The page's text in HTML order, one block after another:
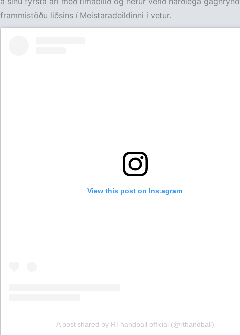
frammistöðu liðsins í Meistaradeildinni í vetur.
View this post on Instagram
A post shared by RThandball official (@rthandball)